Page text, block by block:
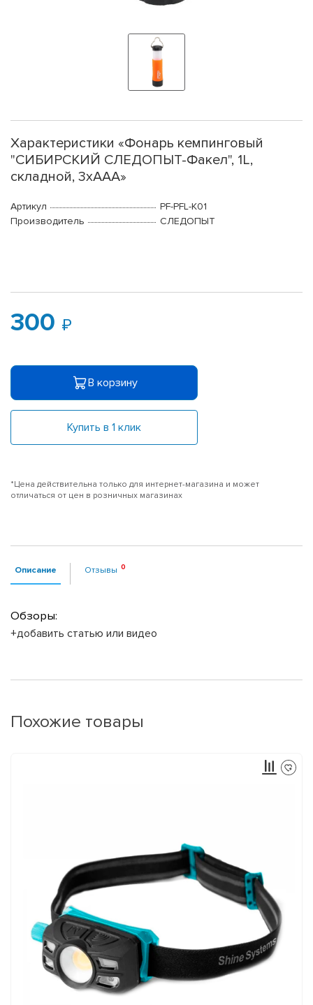
Характеристики «Фонарь кемпинговый
"СИБИРСКИЙ СЛЕДОПЫТ-Факел", 1L,
складной, 3хААА»
Артикул
PF-PFL-K01
Производитель
СЛЕДОПЫТ
300
В корзину
Купить в 1 клик
*Цена действительна только для интернет-магазина и может
отличаться от цен в розничных магазинах
Описание Отзывы
Обзоры:
+добавить статью или видео
Похожие товары